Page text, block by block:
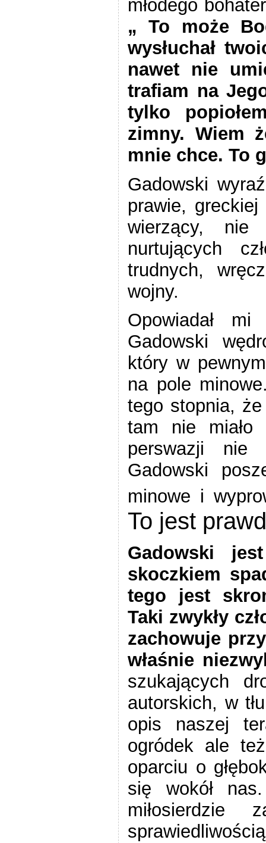
młodego
„ To może
wysłuchał
nawet nie
trafiam na
tylko
zimny. Wiem
mnie chce. To
Gadowski
prawie,
wierzący, nie
nurtujących
trudnych,
wojny.
Opowiadał
Gadowski
który w
na pole
tego stopnia,
tam nie miało
perswazji
Gadowski
minowe i
To jest
Gadowski
skoczkiem
tego jest
Taki zwykły
zachowuje
właśnie
szukających
autorskich, w
opis naszej
ogródek ale
oparciu o
się wokół
miłosierdzie